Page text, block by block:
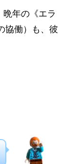
年の《エラ
協働）も、彼